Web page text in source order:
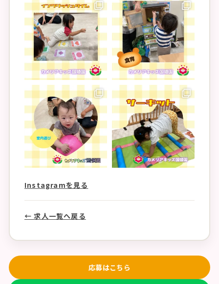
Instagramを見る
← 求人一覧へ戻る
応募はこちら